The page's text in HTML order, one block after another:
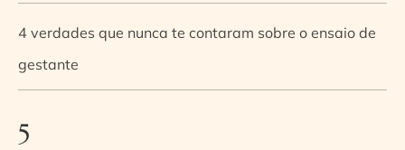
4 verdades que nunca te contaram sobre o ensaio de
gestante
5